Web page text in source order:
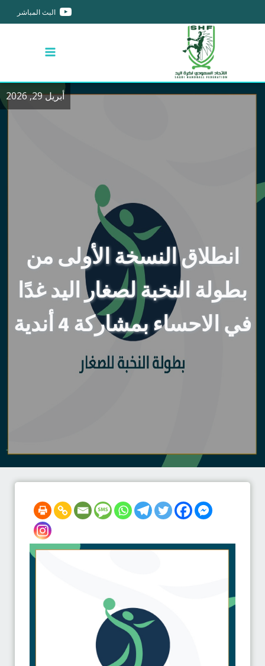
البث المباشر
أبريل 29, 2026
انطلاق النسخة الأولى من
بطولة النخبة لصغار اليد غدًا
في الاحساء بمشاركة 4 أندية